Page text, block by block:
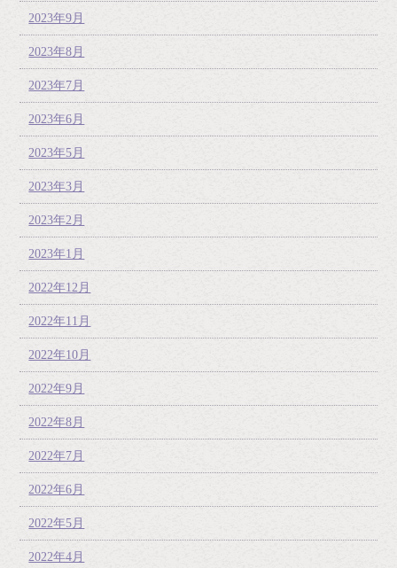
2023年9月
2023年8月
2023年7月
2023年6月
2023年5月
2023年3月
2023年2月
2023年1月
2022年12月
2022年11月
2022年10月
2022年9月
2022年8月
2022年7月
2022年6月
2022年5月
2022年4月